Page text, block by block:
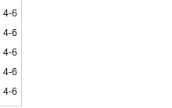
4-6
4-6
4-6
4-6
4-6